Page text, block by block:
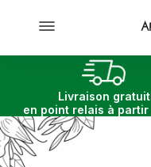
Livraison
en point relais à